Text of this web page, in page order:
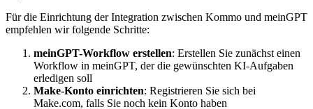
Für die Einrichtung der Integration zwischen Kommo und meinGPT
empfehlen wir folgende Schritte:
meinGPT-Workflow erstellen: Erstellen Sie zunächst einen
Workflow in meinGPT, der die gewünschten KI-Aufgaben
erledigen soll
Make-Konto einrichten: Registrieren Sie sich bei
Make.com, falls Sie noch kein Konto haben